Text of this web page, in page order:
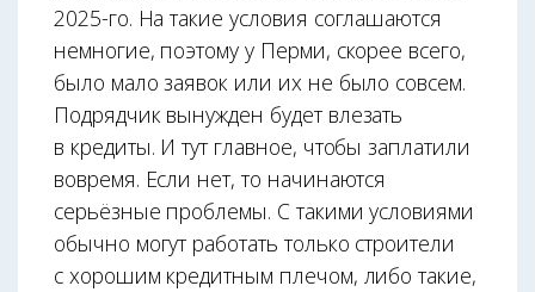
2025-го. На такие условия соглашаются
немногие, поэтому у Перми, скорее всего,
было мало заявок или их не было совсем.
Подрядчик вынужден будет влезать
в кредиты. И тут главное, чтобы заплатили
вовремя. Если нет, то начинаются
серьёзные проблемы. С такими условиями
обычно могут работать только строители
с хорошим кредитным плечом, либо такие,